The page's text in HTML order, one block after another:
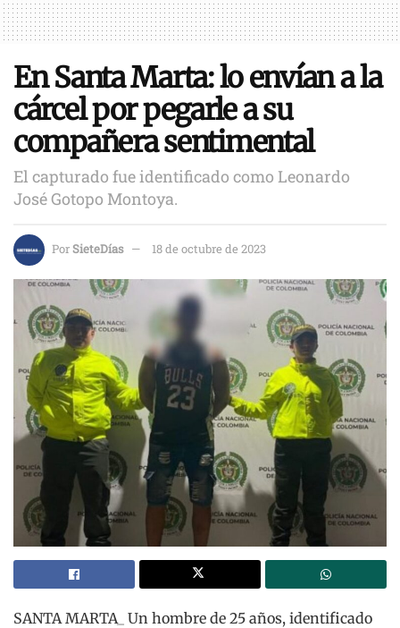
En Santa Marta: lo envían a la
cárcel por pegarle a su
compañera sentimental
El capturado fue identificado como Leonardo
José Gotopo Montoya.
PorSieteDías 18 de octubre de 2023
SANTA MARTA_ Un hombre de 25 años, identificado